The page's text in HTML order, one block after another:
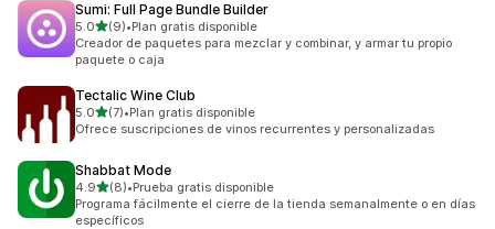
Sumi: Full Page Bundle Builder
5.0de 5 estrellas
(9)
9 reseñas en total
•Plan gratis disponible
Creador de paquetes para mezclar y combinar, y armar tu propio
paquete o caja
Tectalic Wine Club
5.0de 5 estrellas
(7)
7 reseñas en total
•Plan gratis disponible
Ofrece suscripciones de vinos recurrentes y personalizadas
Shabbat Mode
4.9de 5 estrellas
(8)
8 reseñas en total
•Prueba gratis disponible
Programa fácilmente el cierre de la tienda semanalmente o en días
específicos